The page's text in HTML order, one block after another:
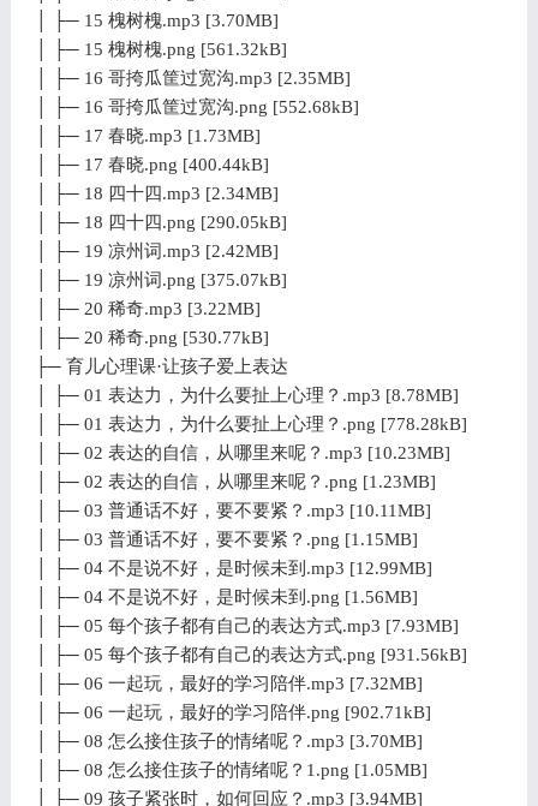
│ ├─ 15 槐树槐.mp3 [3.70MB]
│ ├─ 15 槐树槐.png [561.32kB]
│ ├─ 16 哥挎瓜筐过宽沟.mp3 [2.35MB]
│ ├─ 16 哥挎瓜筐过宽沟.png [552.68kB]
│ ├─ 17 春晓.mp3 [1.73MB]
│ ├─ 17 春晓.png [400.44kB]
│ ├─ 18 四十四.mp3 [2.34MB]
│ ├─ 18 四十四.png [290.05kB]
│ ├─ 19 凉州词.mp3 [2.42MB]
│ ├─ 19 凉州词.png [375.07kB]
│ ├─ 20 稀奇.mp3 [3.22MB]
│ ├─ 20 稀奇.png [530.77kB]
├─ 育儿心理课·让孩子爱上表达
│ ├─ 01 表达力，为什么要扯上心理？.mp3 [8.78MB]
│ ├─ 01 表达力，为什么要扯上心理？.png [778.28kB]
│ ├─ 02 表达的自信，从哪里来呢？.mp3 [10.23MB]
│ ├─ 02 表达的自信，从哪里来呢？.png [1.23MB]
│ ├─ 03 普通话不好，要不要紧？.mp3 [10.11MB]
│ ├─ 03 普通话不好，要不要紧？.png [1.15MB]
│ ├─ 04 不是说不好，是时候未到.mp3 [12.99MB]
│ ├─ 04 不是说不好，是时候未到.png [1.56MB]
│ ├─ 05 每个孩子都有自己的表达方式.mp3 [7.93MB]
│ ├─ 05 每个孩子都有自己的表达方式.png [931.56kB]
│ ├─ 06 一起玩，最好的学习陪伴.mp3 [7.32MB]
│ ├─ 06 一起玩，最好的学习陪伴.png [902.71kB]
│ ├─ 08 怎么接住孩子的情绪呢？.mp3 [3.70MB]
│ ├─ 08 怎么接住孩子的情绪呢？1.png [1.05MB]
│ ├─ 09 孩子紧张时，如何回应？.mp3 [3.94MB]